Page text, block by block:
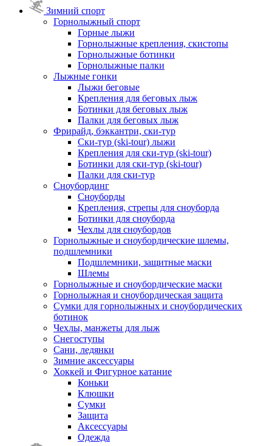
Зимний спорт
Горнолыжный спорт
Горные лыжи
Горнолыжные крепления, скистопы
Горнолыжные ботинки
Горнолыжные палки
Лыжные гонки
Лыжи беговые
Крепления для беговых лыж
Ботинки для беговых лыж
Палки для беговых лыж
Фрирайд, бэккантри, ски-тур
Ски-тур (ski-tour) лыжи
Крепления для ски-тур (ski-tour)
Ботинки для ски-тур (ski-tour)
Палки для ски-тур
Сноубординг
Сноуборды
Крепления, стрепы для сноуборда
Ботинки для сноуборда
Чехлы для сноубордов
Горнолыжные и сноубордические шлемы,
подшлемники
Подшлемники, защитные маски
Шлемы
Горнолыжные и сноубордические маски
Горнолыжная и сноубордическая защита
Сумки для горнолыжных и сноубордических
ботинок
Чехлы, манжеты для лыж
Снегоступы
Сани, ледянки
Зимние аксессуары
Хоккей и Фигурное катание
Коньки
Клюшки
Сумки
Защита
Аксессуары
Одежда